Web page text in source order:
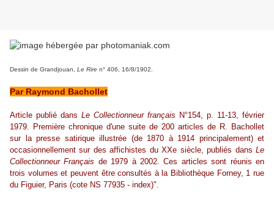
Dessin de Grandjouan, Le Rire n° 406, 16/8/1902.
Par Raymond Bachollet
Article publié dans Le Collectionneur français N°154, p. 11-13, février
1979. Première chronique d'une suite de 200 articles de R. Bachollet
sur la presse satirique illustrée (de 1870 à 1914 principalement) et
occasionnellement sur des affichistes du XXe siècle, publiés dans Le
Collectionneur Français de 1979 à 2002. Ces articles sont réunis en
trois volumes et peuvent être consultés à la Bibliothèque Forney, 1 rue
du Figuier, Paris (cote NS 77935 - index)".